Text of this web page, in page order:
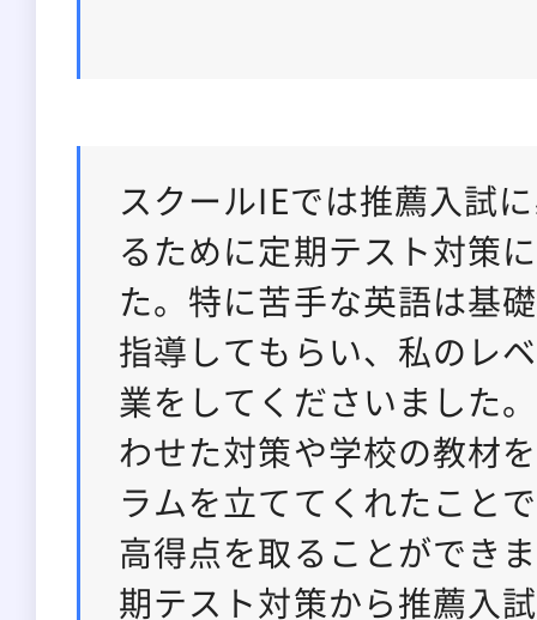
スクールIEでは推薦入試
るために定期テスト対策
た。特に苦手な英語は基
指導してもらい、私のレ
業をしてくださいました
わせた対策や学校の教材
ラムを立ててくれたこと
高得点を取ることができ
期テスト対策から推薦入